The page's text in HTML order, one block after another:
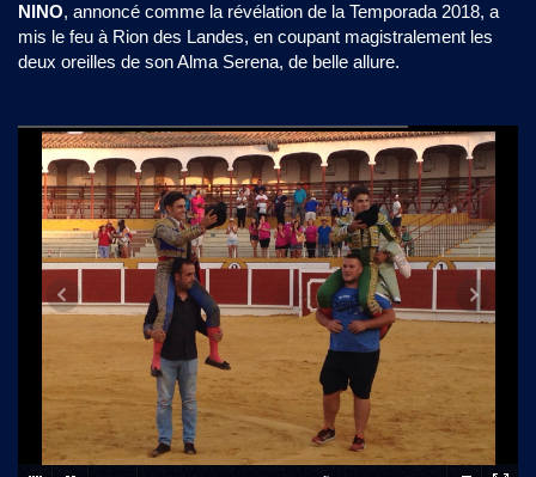
NINO, annoncé comme la révélation de la Temporada 2018, a
mis le feu à Rion des Landes, en coupant magistralement les
deux oreilles de son Alma Serena, de belle allure.